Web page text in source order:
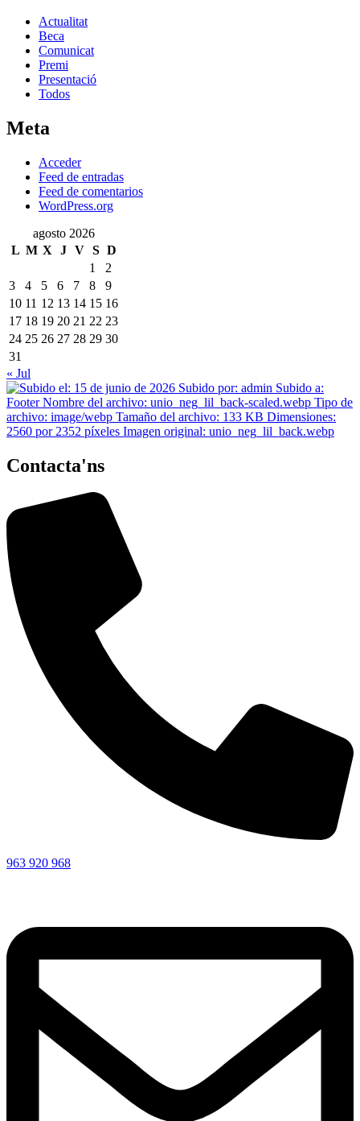
Actualitat
Beca
Comunicat
Premi
Presentació
Todos
Meta
Acceder
Feed de entradas
Feed de comentarios
WordPress.org
agosto 2026
L M X J V S D
1
2
3
4 5 6 7 8
9
10 11 12 13 14 15 16
17 18 19 20 21 22 23
24 25 26 27 28 29 30
31
« Jul
Contacta'ns
963 920 968